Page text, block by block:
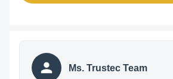
Ms. Trustec Team